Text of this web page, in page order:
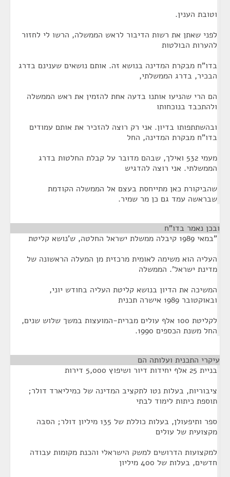
וטובת הענין.
לפני שאתן את רשות הדיבור לראש הממשלה, הרשו לי לחזור
להערות הבולטות
בדו"ח מבקרת המדינה בנושא זה. אותם נושאים שענינם בדרג
הבכיר, בדרג הממשלתי,
הם הרי שהניעו אותנו בדעה אחת להזמין את ראש הממשלה
ולהתכבד בנוכחותו
ובהשתתפותו בדיון. אני רק רוצה להזכיר את אותם עמודים
בדו"ח מבקרת המדינה, החל
מעמי 532 ואילך, שבהם מדובר על קבלת החלטות בדרג
הממשלתי. אני רוצה להדגיש
שהביקורת כאן מתייחסת בעצם אל הממשלה הקודמת
שבראשה עמד גם כן מר שמיר.
ובכן נאמר בדו"ח
"במאי 1989 קיבלה ממשלת ישראל החלטה, ש'נושא קליטת
העליה הוא משימה לאומית מרכזית מן המעלה הראשונה של
מדינת ישראל'. הממשלה
המשיכה את הדיון בנושא קליטת העליה בחודש יוני,
ובאוקטובר 1989 אישרה תכנית
לקליטת 100 אלף עולים מברית-המועצות במשך שלוש שנים,
החל משנת הכספים 1990.
עיקרי התכנית ועלותה הם
בניית 25 אלף יחידות דיור ושיפוץ 5,000 דירות
ציבוריות, בעלות נטו לתקציב המדינה של כמיליארד דולר;
תוספת כיתות לימוד לבתי
ספר ותיפעולן, בעלות כוללת של 135 מיליון דולר; הסבה
מקצועית של עולים
למקצועות הדרושים למשק הישראלי והכנת מקומות עבודה
חדשים, בעלות של 400 מיליון